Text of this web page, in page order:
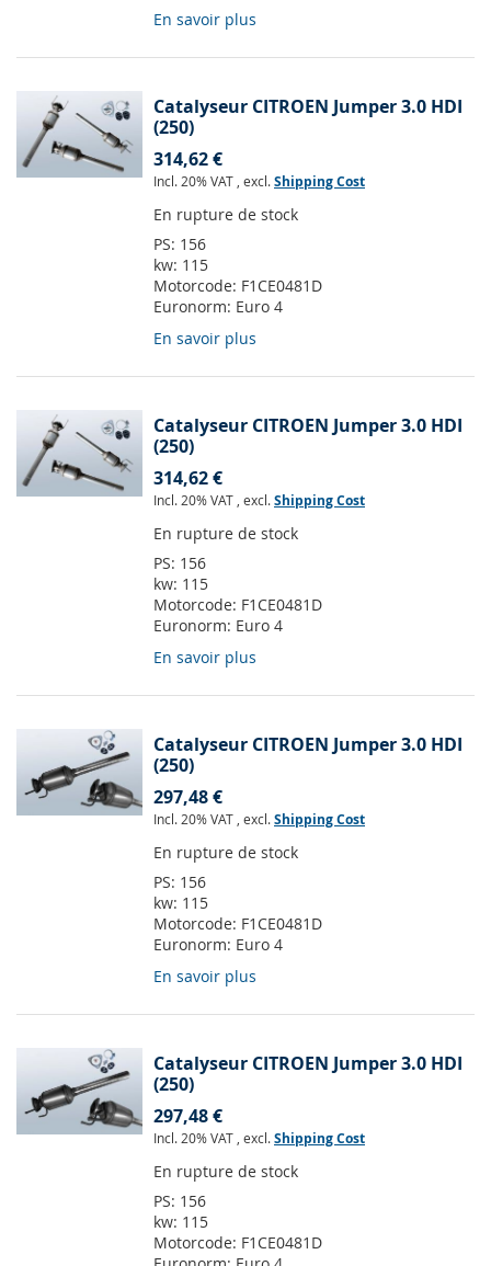
En savoir plus
Catalyseur CITROEN Jumper 3.0 HDI
(250)
314,62 €
Incl. 20% VAT , excl.Shipping Cost
En rupture de stock
PS: 156
kw: 115
Motorcode: F1CE0481D
Euronorm: Euro 4
En savoir plus
Catalyseur CITROEN Jumper 3.0 HDI
(250)
314,62 €
Incl. 20% VAT , excl.Shipping Cost
En rupture de stock
PS: 156
kw: 115
Motorcode: F1CE0481D
Euronorm: Euro 4
En savoir plus
Catalyseur CITROEN Jumper 3.0 HDI
(250)
297,48 €
Incl. 20% VAT , excl.Shipping Cost
En rupture de stock
PS: 156
kw: 115
Motorcode: F1CE0481D
Euronorm: Euro 4
En savoir plus
Catalyseur CITROEN Jumper 3.0 HDI
(250)
297,48 €
Incl. 20% VAT , excl.Shipping Cost
En rupture de stock
PS: 156
kw: 115
Motorcode: F1CE0481D